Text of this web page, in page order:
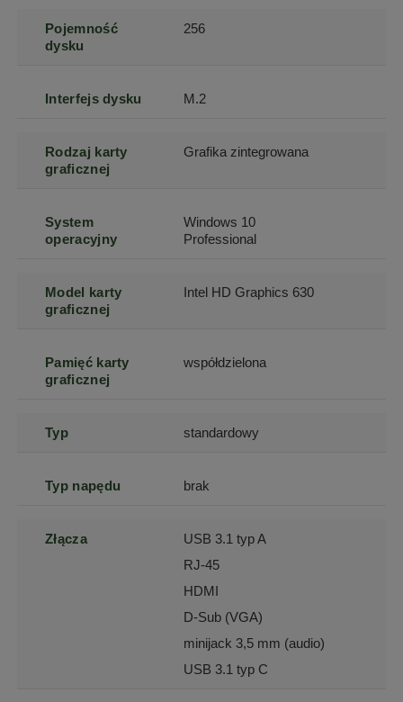
Pojemność
dysku
256
Interfejs dysku M.2
Rodzaj karty
graficznej
Grafika zintegrowana
System
operacyjny
Windows 10
Professional
Model karty
graficznej
Intel HD Graphics 630
Pamięć karty
graficznej
współdzielona
Typ standardowy
Typ napędu brak
Złącza
USB 3.1 typ A
RJ-45
HDMI
D-Sub (VGA)
minijack 3,5 mm (audio)
USB 3.1 typ C